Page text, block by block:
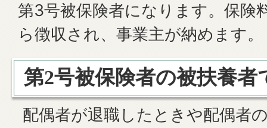
第3号被保険者になります。保険
ら徴収され、事業主が納めます。
第2号被保険者の被扶養
配偶者が退職したときや配偶者